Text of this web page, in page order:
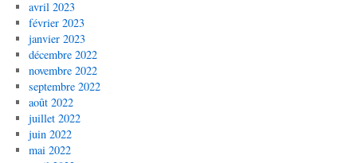
avril 2023
février 2023
janvier 2023
décembre 2022
novembre 2022
septembre 2022
août 2022
juillet 2022
juin 2022
mai 2022